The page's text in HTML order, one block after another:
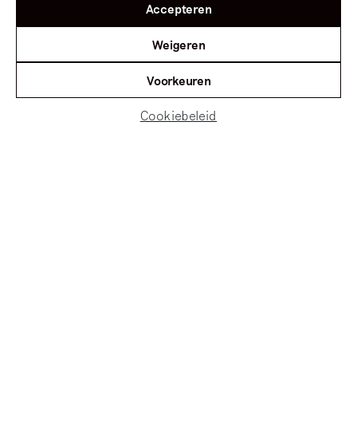
Accepteren
Weigeren
Voorkeuren
Cookiebeleid